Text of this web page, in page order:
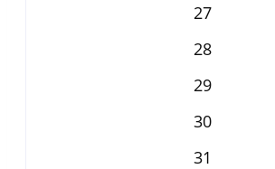
27
28
29
30
31